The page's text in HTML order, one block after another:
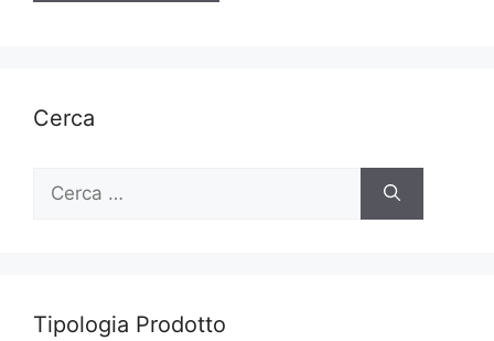
Cerca
per:
Tipologia Prodotto